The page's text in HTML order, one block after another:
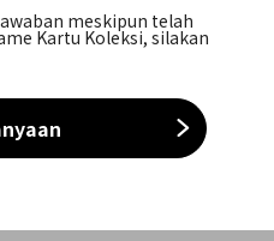
meskipun telah
Kartu Koleksi, silakan